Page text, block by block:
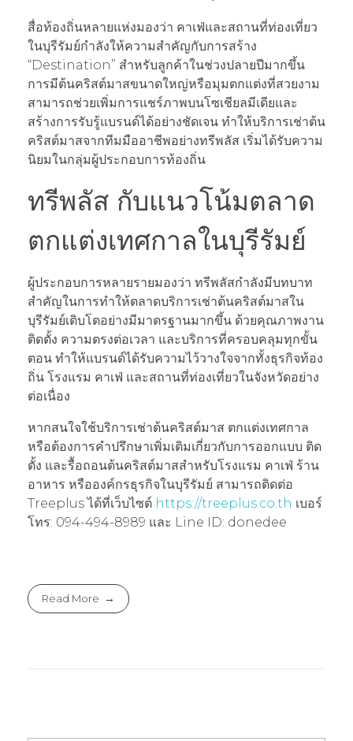
สื่อท้องถิ่นหลายแห่งมองว่า คาเฟ่และสถานที่ท่องเที่ยว
ในบุรีรัมย์กำลังให้ความสำคัญกับการสร้าง
“Destination” สำหรับลูกค้าในช่วงปลายปีมากขึ้น
การมีต้นคริสต์มาสขนาดใหญ่หรือมุมตกแต่งที่สวยงาม
สามารถช่วยเพิ่มการแชร์ภาพบนโซเชียลมีเดียและ
สร้างการรับรู้แบรนด์ได้อย่างชัดเจน ทำให้บริการเช่าต้น
คริสต์มาสจากทีมมืออาชีพอย่างทรีพลัส เริ่มได้รับความ
นิยมในกลุ่มผู้ประกอบการท้องถิ่น
ทรีพลัส กับแนวโน้มตลาด
ตกแต่งเทศกาลในบุรีรัมย์
ผู้ประกอบการหลายรายมองว่า ทรีพลัสกำลังมีบทบาท
สำคัญในการทำให้ตลาดบริการเช่าต้นคริสต์มาสใน
บุรีรัมย์เติบโตอย่างมีมาตรฐานมากขึ้น ด้วยคุณภาพงาน
ติดตั้ง ความตรงต่อเวลา และบริการที่ครอบคลุมทุกขั้น
ตอน ทำให้แบรนด์ได้รับความไว้วางใจจากทั้งธุรกิจท้อง
ถิ่น โรงแรม คาเฟ่ และสถานที่ท่องเที่ยวในจังหวัดอย่าง
ต่อเนื่อง
หากสนใจใช้บริการเช่าต้นคริสต์มาส ตกแต่งเทศกาล
หรือต้องการคำปรึกษาเพิ่มเติมเกี่ยวกับการออกแบบ ติด
ตั้ง และรื้อถอนต้นคริสต์มาสสำหรับโรงแรม คาเฟ่ ร้าน
อาหาร หรือองค์กรธุรกิจในบุรีรัมย์ สามารถติดต่อ
Treeplus ได้ที่เว็บไซต์ https://treeplus.co.th เบอร์
โทร: 094-494-8989 และ Line ID: donedee
Read More